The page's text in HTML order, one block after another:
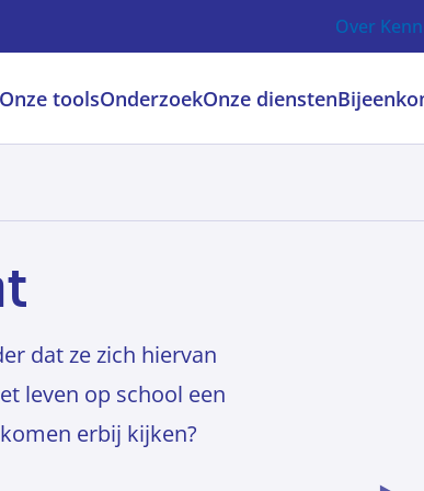
Over
toolsOnderzoekOnze diensten
dat ze zich hiervan
leven op school een
erbij kijken?